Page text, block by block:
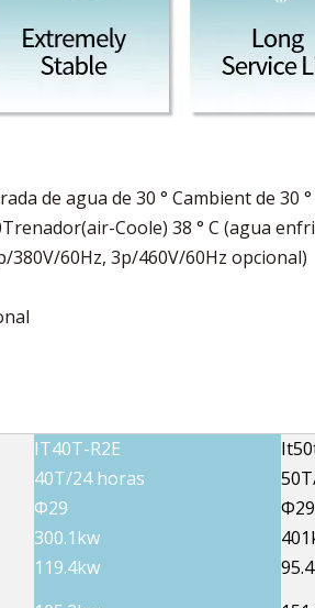
de agua de 30 ° Cambient de 30 °
Coole) 38 ° C (agua
60Hz, 3p/460V/60Hz opcional)
IT40T-R2E
40T/24 horas
Φ29 Φ29
300.1kw
119.4kw